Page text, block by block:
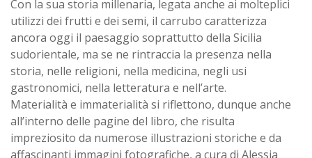
Con la sua storia millenaria, legata anche ai molteplici
utilizzi dei frutti e dei semi, il carrubo caratterizza
ancora oggi il paesaggio soprattutto della Sicilia
sudorientale, ma se ne rintraccia la presenza nella
storia, nelle religioni, nella medicina, negli usi
gastronomici, nella letteratura e nell’arte.
Materialità e immaterialità si riflettono, dunque anche
all’interno delle pagine del libro, che risulta
impreziosito da numerose illustrazioni storiche e da
affascinanti immagini fotografiche, a cura di Alessia